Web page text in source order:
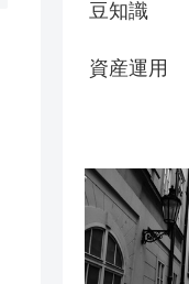
豆知識
資産運用